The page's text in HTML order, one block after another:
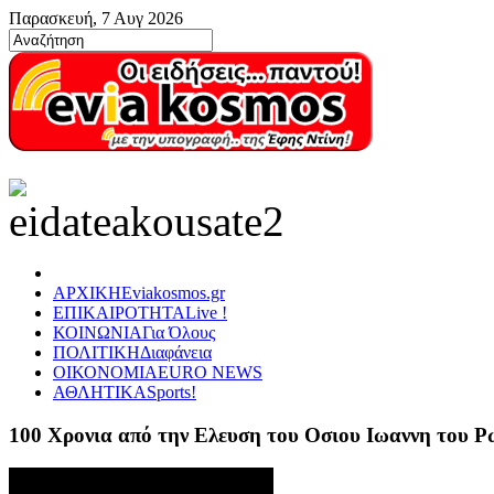
Παρασκευή, 7 Αυγ 2026
ΑΡΧΙΚΗEviakosmos.gr
ΕΠΙΚΑΙΡΟΤΗΤΑLive !
ΚΟΙΝΩΝΙΑΓια Όλους
ΠΟΛΙΤΙΚΗΔιαφάνεια
ΟΙΚΟΝΟΜΙΑEURO NEWS
ΑΘΛΗΤΙΚΑSports!
100 Χρονια από την Ελευση του Οσιου Ιωαννη του